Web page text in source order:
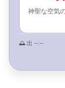
神聖な空気
🌅 出 --:--